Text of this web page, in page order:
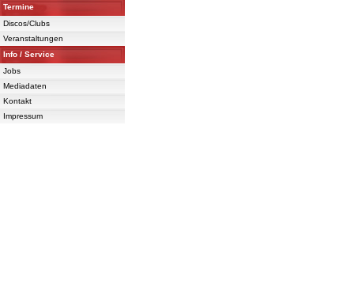
Termine
Discos/Clubs
Veranstaltungen
Info / Service
Jobs
Mediadaten
Kontakt
Impressum